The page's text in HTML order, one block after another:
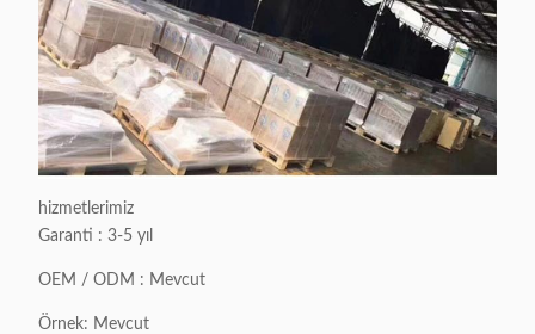
hizmetlerimiz
Garanti : 3-5 yıl
OEM / ODM : Mevcut
Örnek: Mevcut